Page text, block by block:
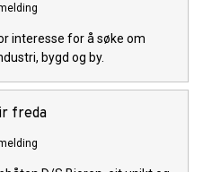
interesse for å søke om
bygd og by.
freda